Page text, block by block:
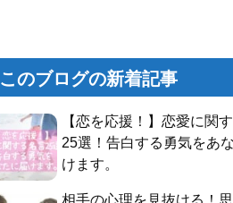
このブログの新着記事
【恋を応援！】恋愛に関
25選！告白する勇気をあ
けます。
相手の心理を見抜ける！